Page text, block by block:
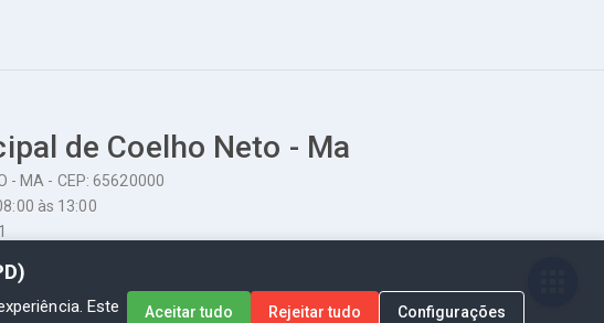
de Coelho Neto - Ma
- MA - CEP: 65620000
às 13:00
Este
Aceitar tudo Rejeitar tudo Configurações